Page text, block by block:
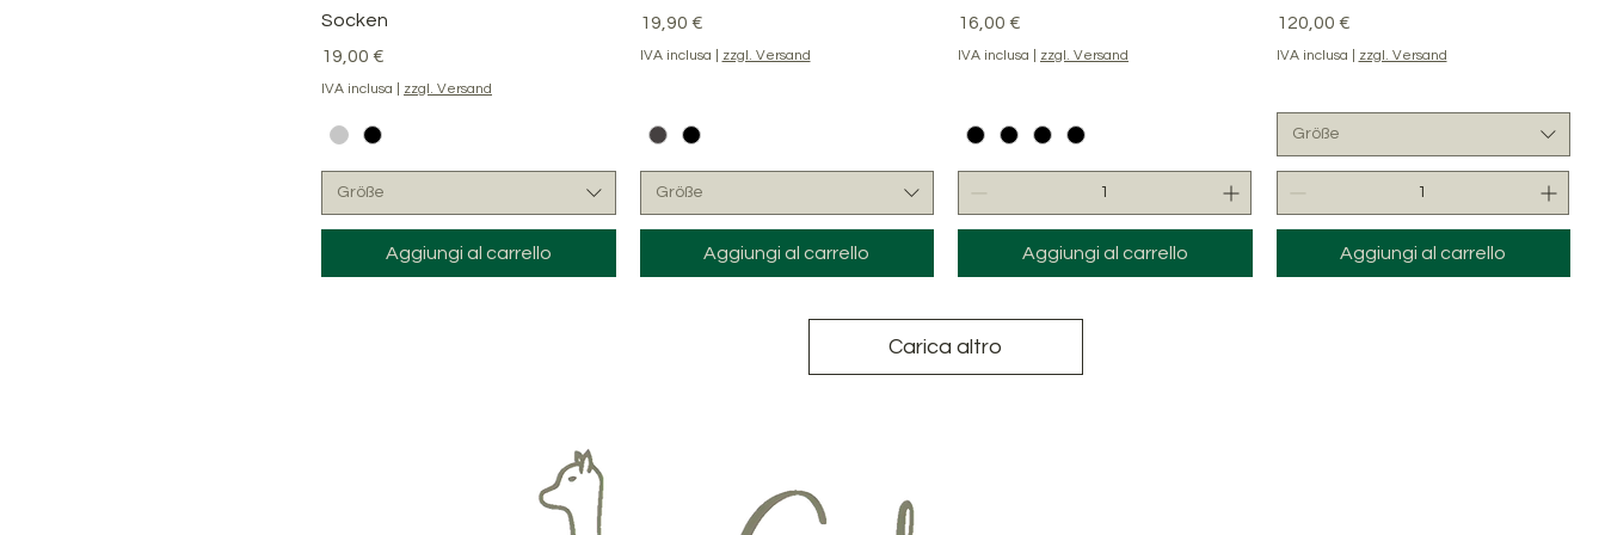
Socken
Prezzo
19,00 €
IVA inclusa zzgl. Versand
Größe
Aggiungi al carrello
Prezzo
19,90 €
IVA inclusa zzgl. Versand
Größe
Aggiungi al carrello
Prezzo
16,00 €
IVA inclusa zzgl. Versand
Aggiungi al carrello
Prezzo
120,00 €
IVA inclusa zzgl. Versand
Größe
Aggiungi al carrello
Carica altro